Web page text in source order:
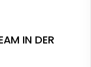
IN DER